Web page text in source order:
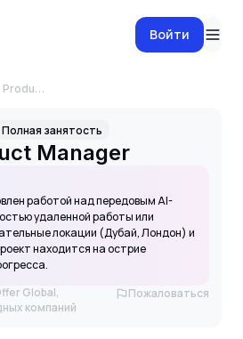
Войти
Manager
Полная занятость
Manager
работой над передовым AI-
удаленной работы или
локации (Дубай, Лондон) и
находится на острие
Global,
компаний
Пожаловаться